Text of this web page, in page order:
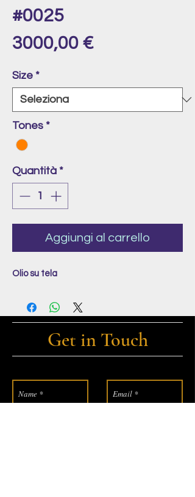
#0025
3000,00 €Prezzo
Size *
Tones *
Quantità *
Aggiungi al carrello
Olio su tela
Get in Touch